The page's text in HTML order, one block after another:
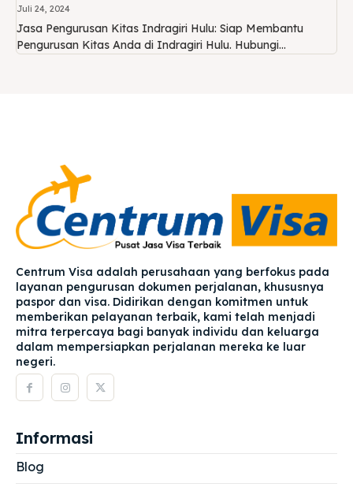
Juli 24, 2024
Jasa Pengurusan Kitas Indragiri Hulu: Siap Membantu
Pengurusan Kitas Anda di Indragiri Hulu. Hubungi...
Centrum Visa adalah perusahaan yang berfokus pada
layanan pengurusan dokumen perjalanan, khususnya
paspor dan visa. Didirikan dengan komitmen untuk
memberikan pelayanan terbaik, kami telah menjadi
mitra terpercaya bagi banyak individu dan keluarga
dalam mempersiapkan perjalanan mereka ke luar
negeri.
Informasi
Blog